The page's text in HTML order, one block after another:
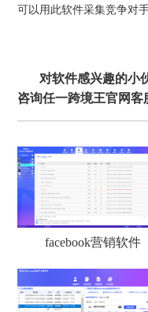
可以用此软件采集竞争对
对软件感兴趣的小
咨询任一跨境王官网客
facebook营销软件